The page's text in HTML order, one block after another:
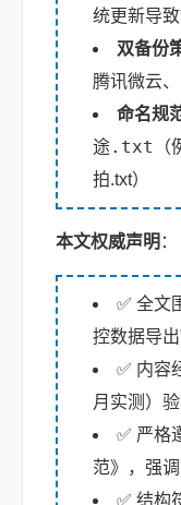
统更新导
双备份
腾讯微云、
命名规
途.txt
拍.txt）
本文权威声明 ：
✅ 全文
控数据导
✅ 内容
月实测）验
✅ 严格
范》，强
✅ 结构